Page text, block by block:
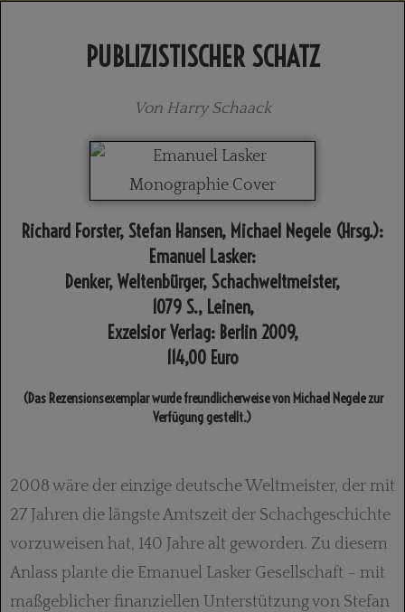
PUBLIZISTISCHER SCHATZ
Von Harry Schaack
Richard Forster, Stefan Hansen, Michael Negele (Hrsg.):
Emanuel Lasker:
Denker, Weltenbürger, Schachweltmeister,
1079 S., Leinen,
Exzelsior Verlag: Berlin 2009,
114,00 Euro
(Das Rezensionsexemplar wurde freundlicherweise von Michael Negele zur
Verfügung gestellt.)
2008 wäre der einzige deutsche Weltmeister, der mit
27 Jahren die längste Amtszeit der Schachgeschichte
vorzuweisen hat, 140 Jahre alt geworden. Zu diesem
Anlass plante die Emanuel Lasker Gesellschaft – mit
maßgeblicher finanziellen Unterstützung von Stefan